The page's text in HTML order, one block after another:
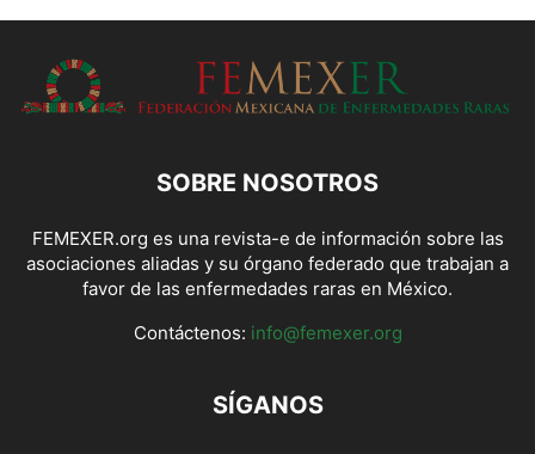
SOBRE NOSOTROS
FEMEXER.org es una revista-e de información sobre las
asociaciones aliadas y su órgano federado que trabajan a
favor de las enfermedades raras en México.
Contáctenos: info@femexer.org
SÍGANOS